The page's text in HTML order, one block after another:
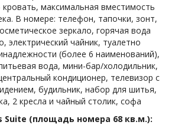
максимальная вместимость
В номере: телефон, тапочки, зонт,
зеркало, горячая вода
электрический чайник, туалетно
(более 6 наименований),
вода, мини-бар/холодильник,
кондиционер, телевизор с
будильник, набор для шитья,
2 кресла и чайный столик, софа
Suite (площадь номера 68 кв.м.):